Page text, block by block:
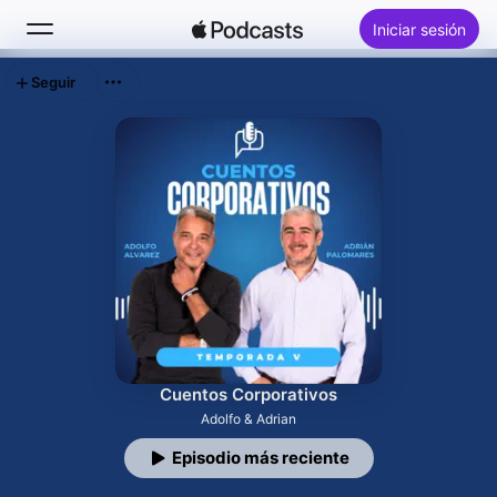
Iniciar sesión
Lo más escuchado
Cuentos Corporativos
Adolfo & Adrian
Episodio más reciente
Seguir